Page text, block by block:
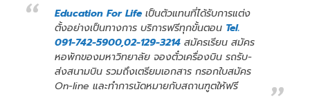
Education For Lifeเป็นตัวแทนที่ได้รับการแต่ง
ตั้งอย่างเป็นทางการ บริการฟรีทุกขั้นตอน Tel.
091-742-5900,02-129-3214 สมัครเรียน สมัคร
หอพักของมหาวิทยาลัย จองตั๋วเครื่องบิน รถรับ-
ส่งสนามบิน รวมถึงเตรียมเอกสาร กรอกใบสมัคร
On-line และทำการนัดหมายกับสถานฑูตให้ฟรี